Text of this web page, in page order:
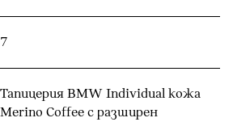
7
Тапицерия BMW Individual кожa
Merino Coffee с разширен